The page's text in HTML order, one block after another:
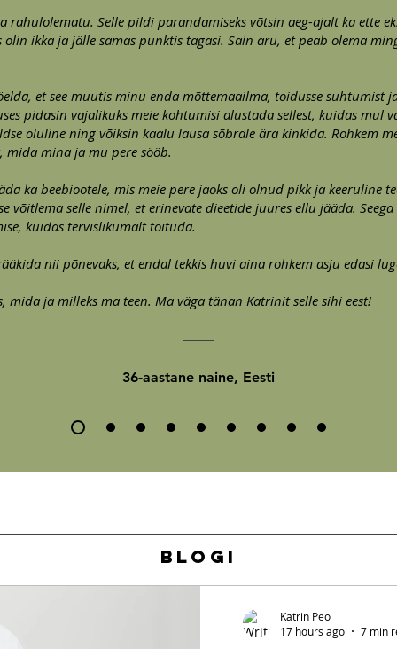
Selle pildi parandamiseks võtsin aeg-ajalt ka ette
ikka ja jälle samas punktis tagasi. Sain aru, et peab olema
et see muutis minu enda mõttemaailma, toidusse suhtumist
pidasin vajalikuks meie kohtumisi alustada sellest, kuidas mul
oluline ning võiksin kaalu lausa sõbrale ära kinkida. Rohkem
mida mina ja mu pere sööb.
ka beebiootele, mis meie pere jaoks oli olnud pikk ja keeruline
võitlema selle nimel, et erinevate dieetide juures ellu jääda.
kuidas tervislikumalt toituda.
nii põnevaks, et endal tekkis huvi aina rohkem asju edasi
mida ja milleks ma teen. Ma väga tänan Katrinit selle sihi eest!
36-aastane naine, Eesti
Katrin Peo
17 hours ago
7 min
BLOGI